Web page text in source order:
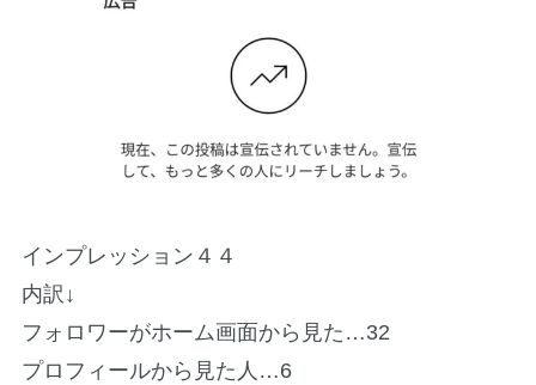
インプレッション４４
内訳↓
フォロワーがホーム画面から見た…32
プロフィールから見た人…6